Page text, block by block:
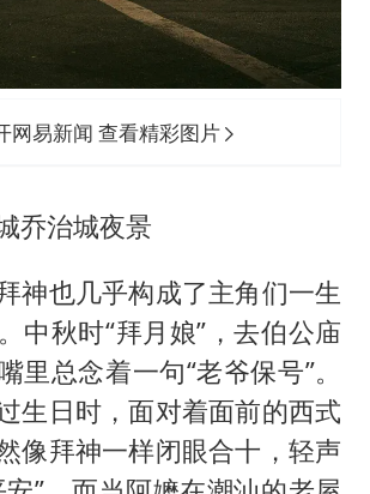
网易新闻 查看精彩图片
乔治城夜景
神也几乎构成了主角们一生
中秋时“拜月娘”，去伯公庙
里总念着一句“老爷保号”。
生日时，面对着面前的西式
像拜神一样闭眼合十，轻声